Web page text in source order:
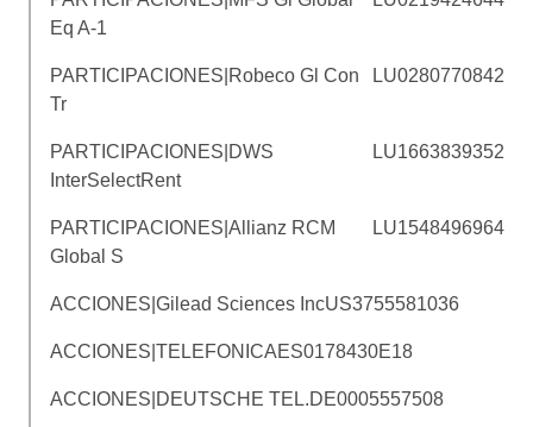
Eq A-1
PARTICIPACIONES|Robeco Gl Con
Tr
LU0280770842
PARTICIPACIONES|DWS
InterSelectRent
LU1663839352
PARTICIPACIONES|Allianz RCM
Global S
LU1548496964
ACCIONES|Gilead Sciences IncUS3755581036
ACCIONES|TELEFONICAES0178430E18
ACCIONES|DEUTSCHE TEL.DE0005557508